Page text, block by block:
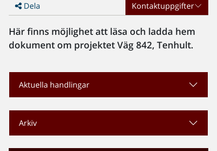
Dela Kontaktuppgifter
Här finns möjlighet att läsa och ladda hem
dokument om projektet Väg 842, Tenhult.
Aktuella handlingar
Arkiv